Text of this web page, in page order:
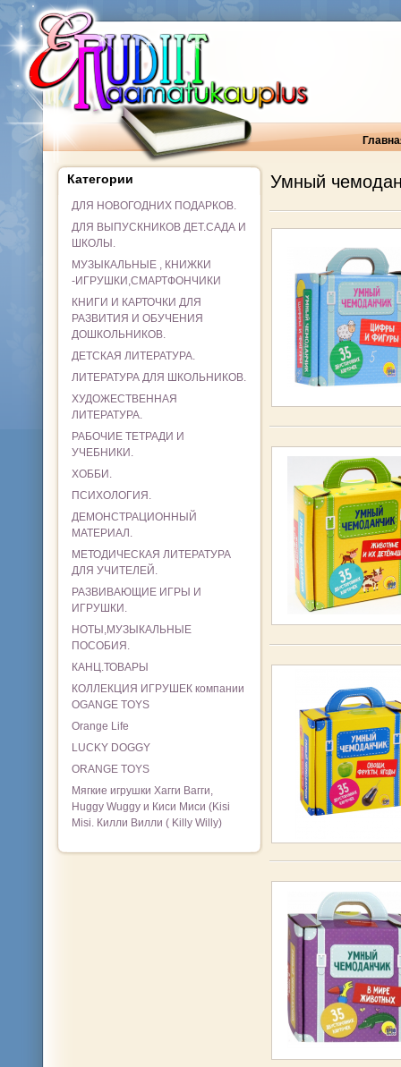
Категории
ДЛЯ НОВОГОДНИХ ПОДАРКОВ.
ДЛЯ ВЫПУСКНИКОВ ДЕТ.САДА И
ШКОЛЫ.
МУЗЫКАЛЬНЫЕ , КНИЖКИ
-ИГРУШКИ,СМАРТФОНЧИКИ
КНИГИ И КАРТОЧКИ ДЛЯ
РАЗВИТИЯ И ОБУЧЕНИЯ
ДОШКОЛЬНИКОВ.
ДЕТСКАЯ ЛИТЕРАТУРА.
ЛИТЕРАТУРА ДЛЯ ШКОЛЬНИКОВ.
ХУДОЖЕСТВЕННАЯ
ЛИТЕРАТУРА.
РАБОЧИЕ ТЕТРАДИ И
УЧЕБНИКИ.
ХОББИ.
ПСИХОЛОГИЯ.
ДЕМОНСТРАЦИОННЫЙ
МАТЕРИАЛ.
МЕТОДИЧЕСКАЯ ЛИТЕРАТУРА
ДЛЯ УЧИТЕЛЕЙ.
РАЗВИВАЮЩИЕ ИГРЫ И
ИГРУШКИ.
НОТЫ,МУЗЫКАЛЬНЫЕ
ПОСОБИЯ.
КАНЦ.ТОВАРЫ
КОЛЛЕКЦИЯ ИГРУШЕК компании
OGANGE TOYS
Orange Life
LUCKY DOGGY
ORANGE TOYS
Мягкие игрушки Хагги Вагги,
Huggy Wuggy и Киси Миси (Kisi
Misi. Килли Вилли ( Killy Willy)
Умный